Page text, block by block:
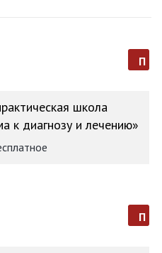
п
школа
к диагнозу и лечению»
п